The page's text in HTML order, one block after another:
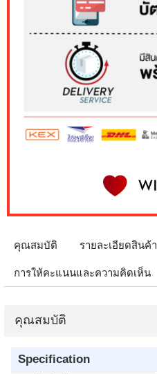
คุณสมบัติ รายละเอียดสินค้า
การให้คะแนนและความคิดเห็น
คุณสมบัติ
Specification